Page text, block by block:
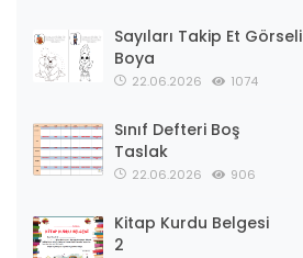
Sayıları Takip Et Görseli
Boya
22.06.2026 1074
Sınıf Defteri Boş
Taslak
22.06.2026 906
Kitap Kurdu Belgesi
2